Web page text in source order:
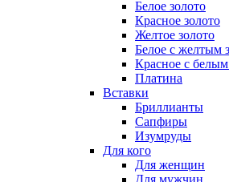
Белое золото
Красное золото
Желтое золото
Белое с желтым
Красное с белым
Платина
Вставки
Бриллианты
Сапфиры
Изумруды
Для кого
Для женщин
Для мужчин